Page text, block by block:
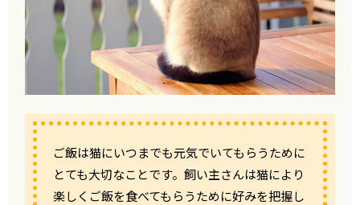
ご飯は猫にいつまでも元気でいてもらうために
とても大切なことです。飼い主さんは猫により
楽しくご飯を食べてもらうために好みを把握し